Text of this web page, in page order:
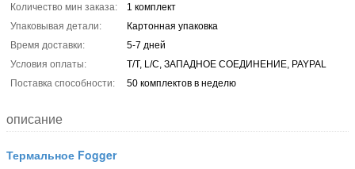
Количество мин заказа:
1 комплект
Упаковывая детали:
Картонная упаковка
Время доставки:
5-7 дней
Условия оплаты:
T/T, L/C, ЗАПАДНОЕ СОЕДИНЕНИЕ, PAYPAL
Поставка способности:
50 комплектов в неделю
описание
Термальное Fogger